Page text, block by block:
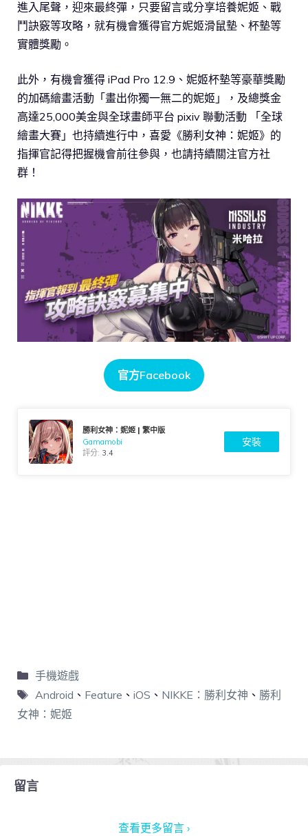
進入尾聲，迎來最終彈，只要留言或分享培養妮姬、戰
鬥訣竅等攻略，就有機會獲得官方妮姬滑鼠墊、杯墊等
實體獎勵。
此外，有機會獲得 iPad Pro 12.9、妮姬杯墊等豪華獎勵
的加碼繪畫活動「畫出你獨一無二的妮姬」，及總獎金
高達25,000美金與全球畫師平台 pixiv 聯動活動 「全球
繪畫大賽」也持續進行中，喜愛《勝利女神：妮姬》的
指揮官記得把握機會前往參與，也請持續關注官方社
群！
官方Facebook
勝利女神：妮姬 | 繁中版
Gamamobi
評分: 3.4
安裝
手機遊戲
Android 、 Feature 、 iOS 、 NIKKE：勝利女神 、 勝利
女神：妮姬
留言
查看更多留言 ›